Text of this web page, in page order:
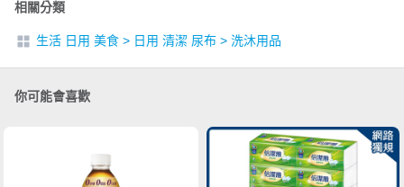
相關分類
生活 日用 美食 > 日用 清潔 尿布 > 洗沐用品
你可能會喜歡